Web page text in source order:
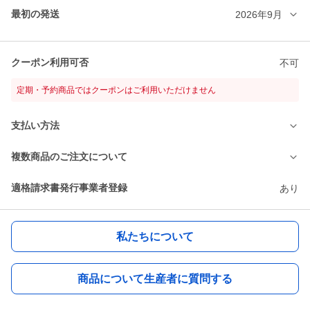
最初の発送 2026年9月
クーポン利用可否 不可
定期・予約商品ではクーポンはご利用いただけません
支払い方法
複数商品のご注文について
適格請求書発行事業者登録 あり
私たちについて
商品について生産者に質問する